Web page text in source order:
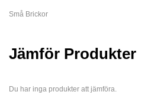
Små Brickor
Jämför Produkter
Du har inga produkter att jämföra.